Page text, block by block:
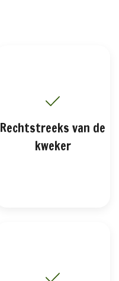
Rechtstreeks van de
kweker